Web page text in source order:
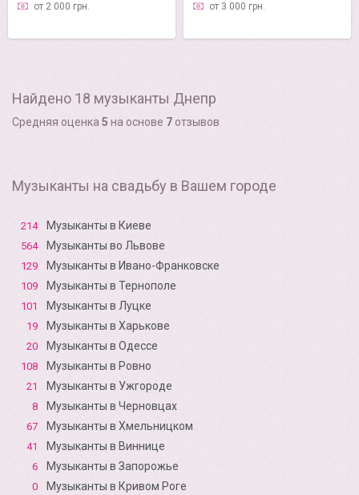
от 2 000 грн.
от 3 000 грн.
Найдено 18 музыканты Днепр
Средняя оценка 5 на основе 7отзывов
Музыканты на свадьбу в Вашем городе
214 Музыканты в Киеве
564 Музыканты во Львове
129 Музыканты в Ивано-Франковске
109 Музыканты в Тернополе
101 Музыканты в Луцке
19 Музыканты в Харькове
20 Музыканты в Одессе
108 Музыканты в Ровно
21 Музыканты в Ужгороде
8 Музыканты в Черновцах
67 Музыканты в Хмельницком
41 Музыканты в Виннице
6 Музыканты в Запорожье
0 Музыканты в Кривом Роге